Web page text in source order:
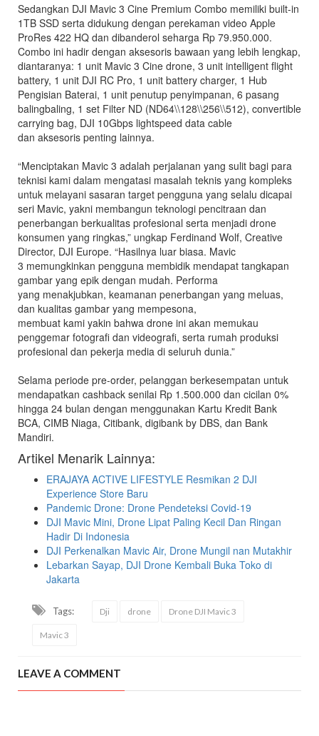
Sedangkan DJI Mavic 3 Cine Premium Combo memiliki built-in
1TB SSD serta didukung dengan perekaman video Apple
ProRes 422 HQ dan dibanderol seharga Rp 79.950.000.
Combo ini hadir dengan aksesoris bawaan yang lebih lengkap,
diantaranya: 1 unit Mavic 3 Cine drone, 3 unit intelligent flight
battery, 1 unit DJI RC Pro, 1 unit battery charger, 1 Hub
Pengisian Baterai, 1 unit penutup penyimpanan, 6 pasang
balingbaling, 1 set Filter ND (ND64\\128\\256\\512), convertible
carrying bag, DJI 10Gbps lightspeed data cable
dan aksesoris penting lainnya.
“Menciptakan Mavic 3 adalah perjalanan yang sulit bagi para
teknisi kami dalam mengatasi masalah teknis yang kompleks
untuk melayani sasaran target pengguna yang selalu dicapai
seri Mavic, yakni membangun teknologi pencitraan dan
penerbangan berkualitas profesional serta menjadi drone
konsumen yang ringkas,” ungkap Ferdinand Wolf, Creative
Director, DJI Europe. “Hasilnya luar biasa. Mavic
3 memungkinkan pengguna membidik mendapat tangkapan
gambar yang epik dengan mudah. Performa
yang menakjubkan, keamanan penerbangan yang meluas,
dan kualitas gambar yang mempesona,
membuat kami yakin bahwa drone ini akan memukau
penggemar fotografi dan videografi, serta rumah produksi
profesional dan pekerja media di seluruh dunia.”
Selama periode pre-order, pelanggan berkesempatan untuk
mendapatkan cashback senilai Rp 1.500.000 dan cicilan 0%
hingga 24 bulan dengan menggunakan Kartu Kredit Bank
BCA, CIMB Niaga, Citibank, digibank by DBS, dan Bank
Mandiri.
Artikel Menarik Lainnya:
ERAJAYA ACTIVE LIFESTYLE Resmikan 2 DJI
Experience Store Baru
Pandemic Drone: Drone Pendeteksi Covid-19
DJI Mavic Mini, Drone Lipat Paling Kecil Dan Ringan
Hadir Di Indonesia
DJI Perkenalkan Mavic Air, Drone Mungil nan Mutakhir
Lebarkan Sayap, DJI Drone Kembali Buka Toko di
Jakarta
Tags: Dji drone Drone DJI Mavic 3
Mavic 3
LEAVE A COMMENT